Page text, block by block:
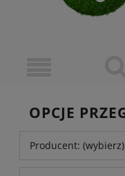
OPCJE
Producent: (wybierz)